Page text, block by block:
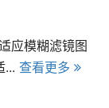
应模糊滤镜图
... 查看更多